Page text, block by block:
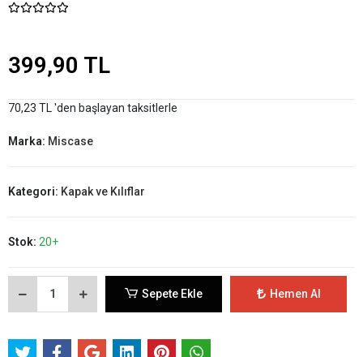
399,90 TL
70,23 TL 'den başlayan taksitlerle
Marka: Miscase
Kategori: Kapak ve Kılıflar
Stok: 20+
Sepete Ekle Hemen Al